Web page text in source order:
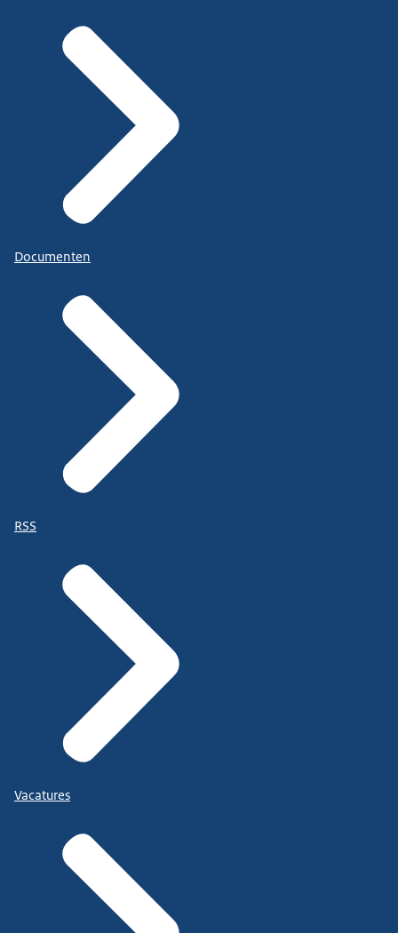
Documenten
RSS
Vacatures